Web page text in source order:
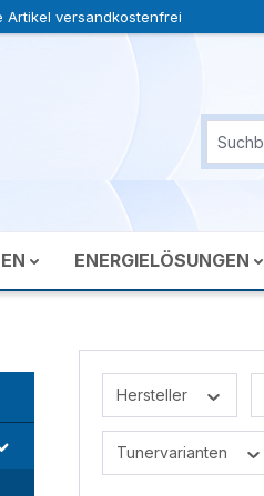
Artikel versandkostenfrei
ENERGIELÖSUNGEN
Hersteller
Tunervarianten